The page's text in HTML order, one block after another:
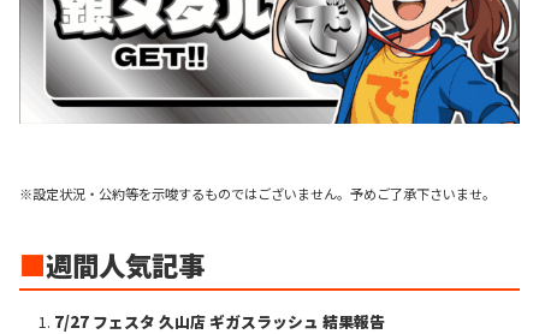
※設定状況・公約等を示唆するものではございません。予めご了承下さいませ。
■週間人気記事
7/27 フェスタ 久山店 ギガスラッシュ 結果報告